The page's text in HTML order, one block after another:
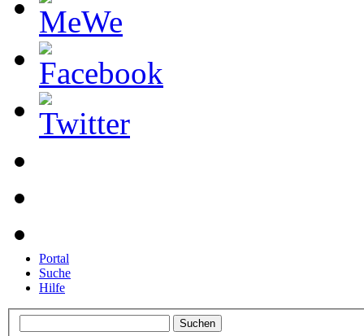
Portal
Suche
Hilfe